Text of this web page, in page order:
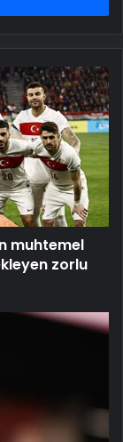
muhtemel
zorlu